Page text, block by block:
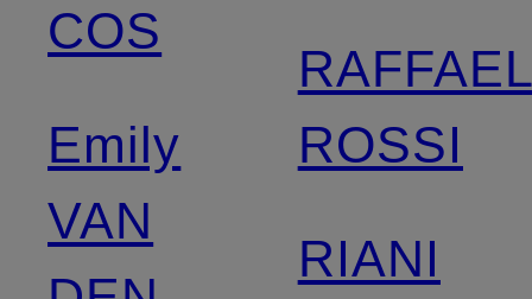
COS
Emily
VAN
ROSSI
RIANI